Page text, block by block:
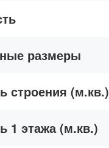
размеры
строения (м.кв.)
1 этажа (м.кв.)